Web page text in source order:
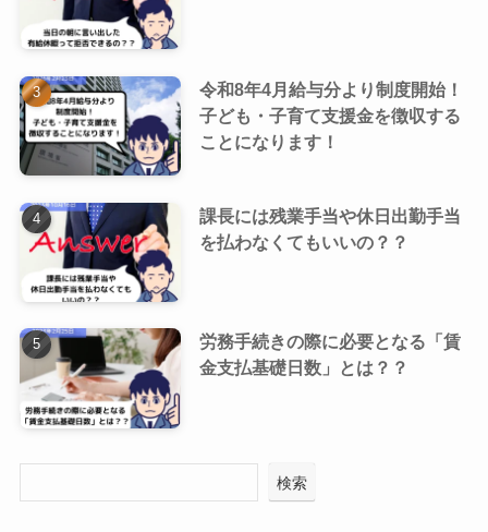
令和8年4月給与分より制度開始！
子ども・子育て支援金を徴収する
ことになります！
課長には残業手当や休日出勤手当
を払わなくてもいいの？？
労務手続きの際に必要となる「賃
金支払基礎日数」とは？？
検索